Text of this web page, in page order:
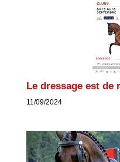
Le dressage est de
11/09/2024